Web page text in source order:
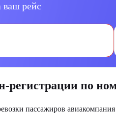
ваш рейс
регистрации по
пассажиров